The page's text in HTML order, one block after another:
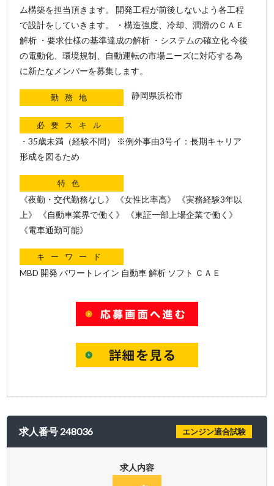
ム構築を担当頂きます。 開発工程が前後しないよう各工程
で設計をしていきます。 ・構造強度、冷却、潤滑のＣＡＥ
解析 ・要求仕様の基準達成の解析 ・システムの確立化 今後
の電動化、環境規制、自動運転の市場ニーズに対応する為
に新たなメンバーを募集します。
勤務地 静岡県浜松市
必要スキル
・35歳未満（経験不問） ※例外事由3号イ：長期キャリア
形成を図るため
特色
《夜勤・交代勤務なし》 《女性比率高》 《実務経験3年以
上》 《自動車業界で働く》 《東証一部上場企業で働く》
《電車通勤可能》
キーワード
MBD 開発 パワートレイン 自動車 解析 ソフト ＣＡＥ
求人番号 248036 エンジン適合試験
求人内容